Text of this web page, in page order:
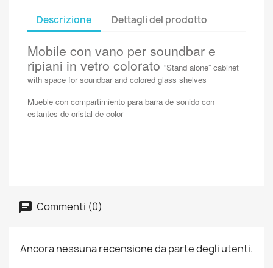
Descrizione Dettagli del prodotto
Mobile con vano per soundbar e
ripiani in vetro colorato “Stand alone” cabinet
with space for soundbar and colored glass shelves
Mueble con compartimiento para barra de sonido con
estantes de cristal de color
Commenti (0)
Ancora nessuna recensione da parte degli utenti.